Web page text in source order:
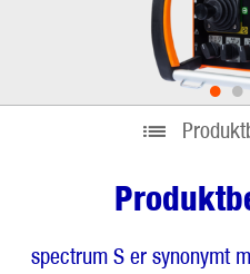
••
spectrum S er synonymt